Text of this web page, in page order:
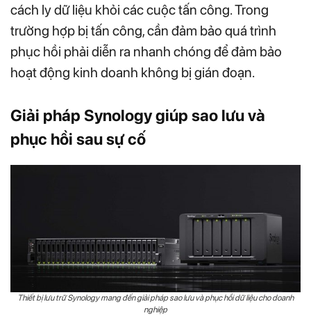
cách ly dữ liệu khỏi các cuộc tấn công. Trong
trường hợp bị tấn công, cần đảm bảo quá trình
phục hồi phải diễn ra nhanh chóng để đảm bảo
hoạt động kinh doanh không bị gián đoạn.
Giải pháp Synology giúp sao lưu và
phục hồi sau sự cố
Thiết bị lưu trữ Synology mang đến giải pháp sao lưu và phục hồi dữ liệu cho doanh
nghiệp